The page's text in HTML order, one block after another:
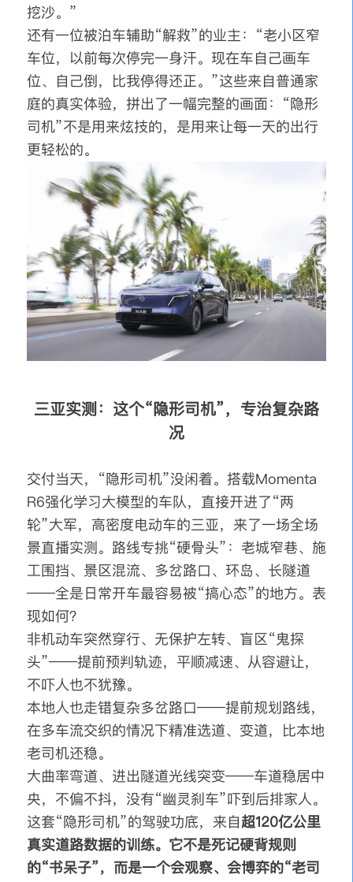
挖沙。”
还有一位被泊车辅助“解救”的业主：“老小区窄
车位，以前每次停完一身汗。现在车自己画车
位、自己倒，比我停得还正。”这些来自普通家
庭的真实体验，拼出了一幅完整的画面：“隐形
司机”不是用来炫技的，是用来让每一天的出行
更轻松的。
三亚实测：这个“隐形司机”，专治复杂路
况
交付当天，“隐形司机”没闲着。搭载Momenta
R6强化学习大模型的车队，直接开进了“两
轮”大军，高密度电动车的三亚，来了一场全场
景直播实测。路线专挑“硬骨头”：老城窄巷、施
工围挡、景区混流、多岔路口、环岛、长隧道
——全是日常开车最容易被“搞心态”的地方。表
现如何？
非机动车突然穿行、无保护左转、盲区“鬼探
头”——提前预判轨迹，平顺减速、从容避让，
不吓人也不犹豫。
本地人也走错复杂多岔路口——提前规划路线，
在多车流交织的情况下精准选道、变道，比本地
老司机还稳。
大曲率弯道、进出隧道光线突变——车道稳居中
央，不偏不抖，没有“幽灵刹车”吓到后排家人。
这套“隐形司机”的驾驶功底，来自超120亿公里
真实道路数据的训练。它不是死记硬背规则
的“书呆子”，而是一个会观察、会博弈的“老司